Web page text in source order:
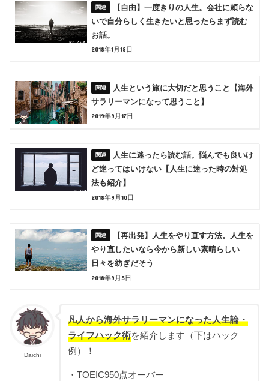
【自由】一度きりの人生。会社に頼らな
いで自分らしく生きたいと思ったらまず読む
お話。
2018年1月18日
人生という旅に大切だと思うこと【海外
サラリーマンになって思うこと】
2019年9月17日
人生に迷ったら読む話。悩んでも良いけ
ど迷ってはいけない【人生に迷った時の対処
法も紹介】
2018年9月10日
【再出発】人生をやり直す方法。人生を
やり直したいなら今から新しい素晴らしい
日々を紡ぎだそう
2018年9月5日
Daichi
凡人から海外サラリーマンになった人生論・
ライフハック術を紹介します（下はハック
例）！
・TOEIC950点オーバー